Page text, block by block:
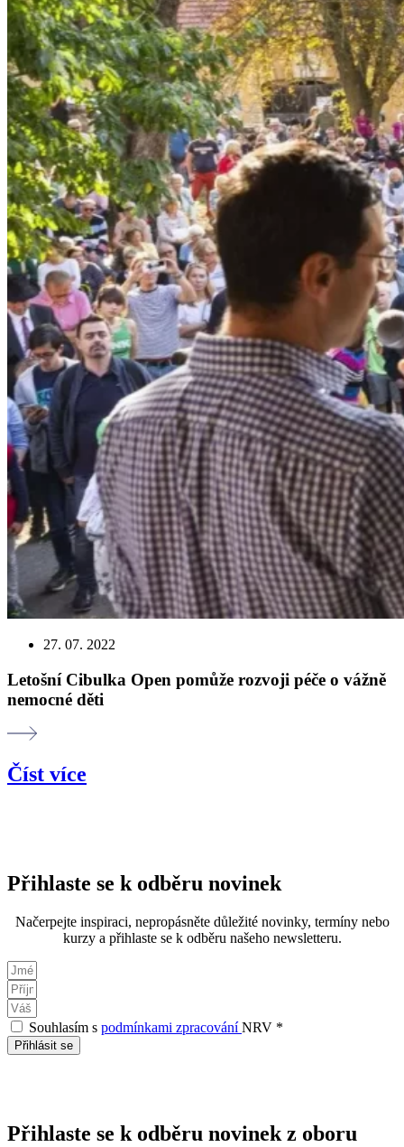
27. 07. 2022
Letošní Cibulka Open pomůže rozvoji péče o vážně
nemocné děti
Číst více
Přihlaste se k odběru novinek
Načerpejte inspiraci, nepropásněte důležité novinky, termíny nebo
kurzy a přihlaste se k odběru našeho newsletteru.
Souhlasím s podmínkami zpracováníNRV *
Přihlásit se
Přihlaste se k odběru novinek z oboru